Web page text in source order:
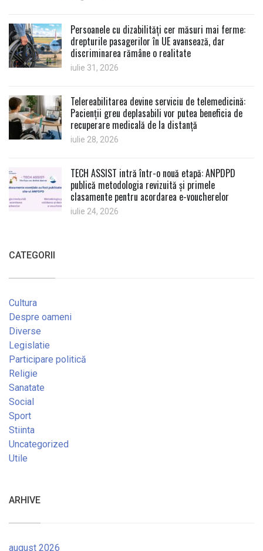
Persoanele cu dizabilități cer măsuri mai ferme:
drepturile pasagerilor în UE avansează, dar
discriminarea rămâne o realitate
iulie 31, 2026
Telereabilitarea devine serviciu de telemedicină:
Pacienții greu deplasabili vor putea beneficia de
recuperare medicală de la distanță
iulie 28, 2026
TECH ASSIST intră într-o nouă etapă: ANPDPD
publică metodologia revizuită și primele
clasamente pentru acordarea e-voucherelor
iulie 24, 2026
CATEGORII
Cultura
Despre oameni
Diverse
Legislatie
Participare politică
Religie
Sanatate
Social
Sport
Stiinta
Uncategorized
Utile
ARHIVE
august 2026